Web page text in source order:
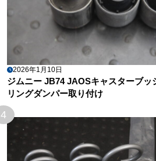
2026年1月10日
ジムニー JB74 JAOSキャスターブッ
リングダンパー取り付け
4